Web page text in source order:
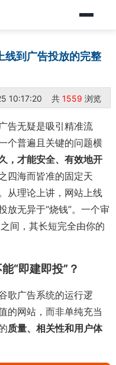
线到广告投放的完整
10:17:20 共 1559 浏览
告无疑是吸引精准流
个普遍且关键的问题横
，才能安全、有效地开
四海而皆准的固定天
从理论上讲，网站上线
放无异于“烧钱”。一个审
之间，其长短完全由你的
“即建即投”？
歌广告系统的运行逻
的网站，而非单纯充当
质量、相关性和用户体